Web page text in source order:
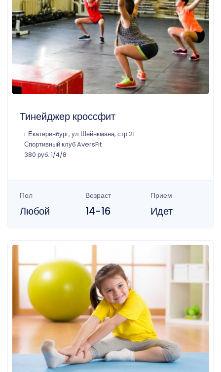
Тинейджер кроссфит
г Екатеринбург, ул Шейнкмана, стр 21
Спортивный клуб AversFit
380 руб. 1/4/8
Пол
Любой
Возраст
14-16
Прием
Идет